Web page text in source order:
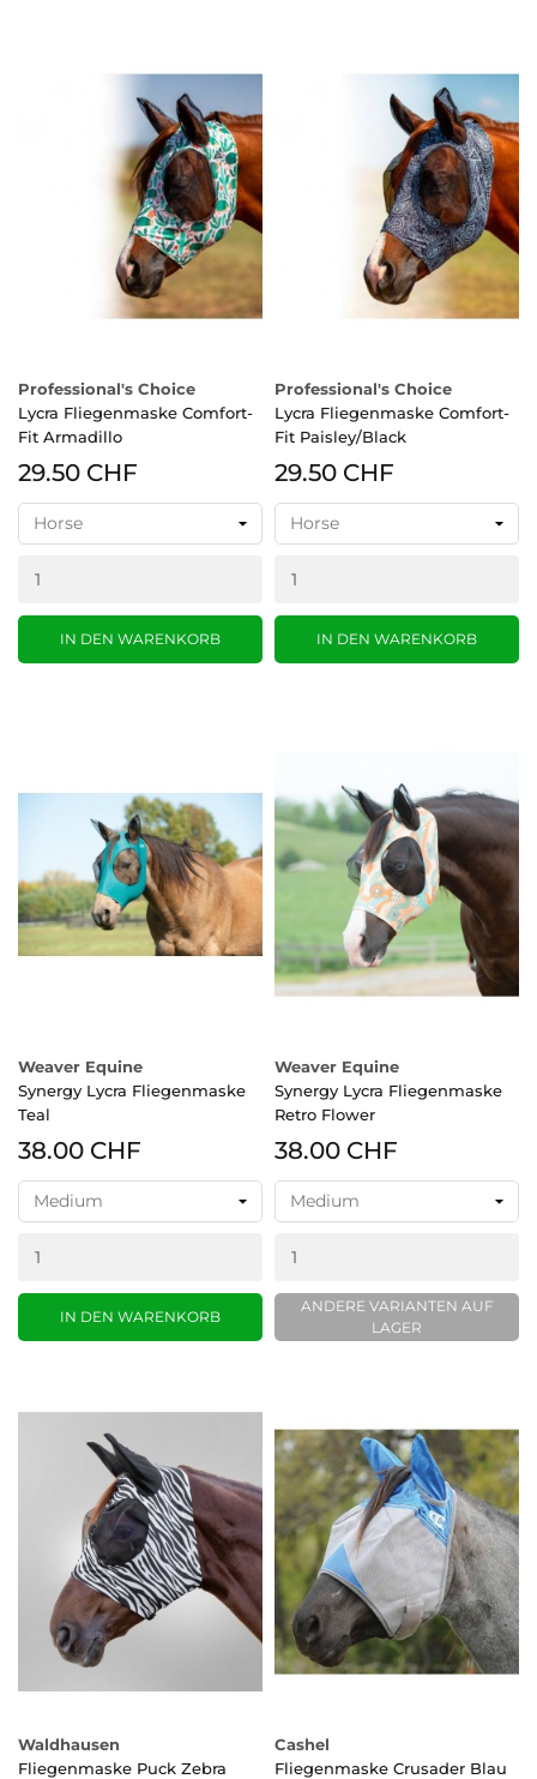
Professional's Choice
Lycra Fliegenmaske Comfort-
Fit Armadillo
29.50 CHF
IN DEN WARENKORB
Professional's Choice
Lycra Fliegenmaske Comfort-
Fit Paisley/Black
29.50 CHF
IN DEN WARENKORB
Weaver Equine
Synergy Lycra Fliegenmaske
Teal
38.00 CHF
IN DEN WARENKORB
Weaver Equine
Synergy Lycra Fliegenmaske
Retro Flower
38.00 CHF
ANDERE VARIANTEN AUF
LAGER
Waldhausen
Fliegenmaske Puck Zebra
Cashel
Fliegenmaske Crusader Blau